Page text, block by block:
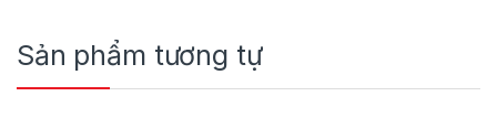
Sản phẩm tương tự